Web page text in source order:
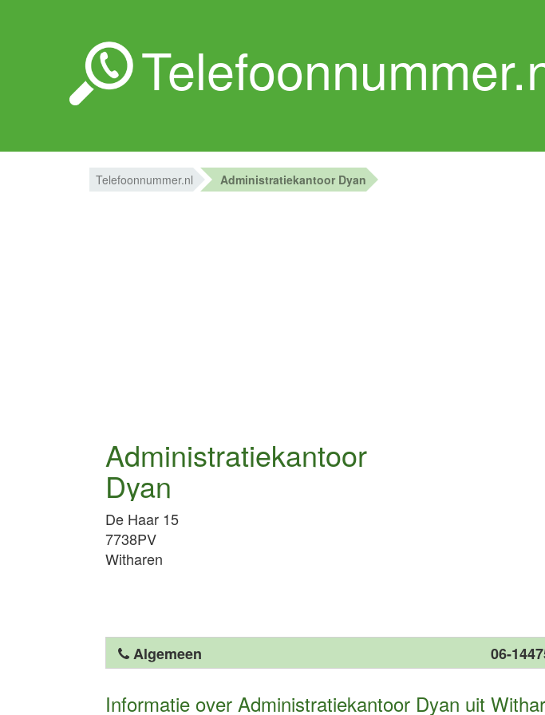
Telefoonnummer.nl Administratiekantoor Dyan
Administratiekantoor
Dyan
De Haar 15
7738PV
Witharen
Algemeen 06-
Informatie over Administratiekantoor Dyan uit